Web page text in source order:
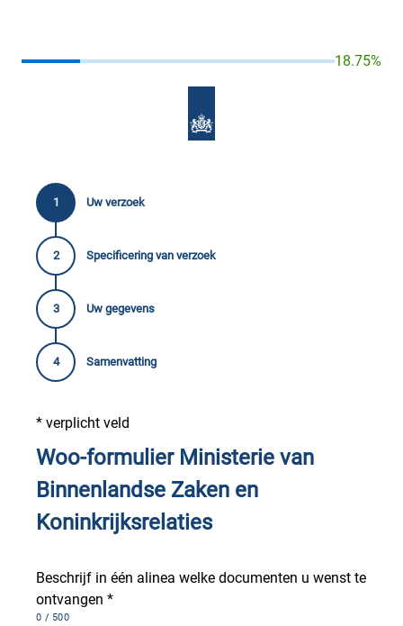
18.75%
Uw verzoek
Specificering van verzoek
Uw gegevens
Samenvatting
* verplicht veld
Woo-formulier Ministerie van
Binnenlandse Zaken en
Koninkrijksrelaties
Beschrijf in één alinea welke documenten u wenst te
ontvangen *
0 / 500